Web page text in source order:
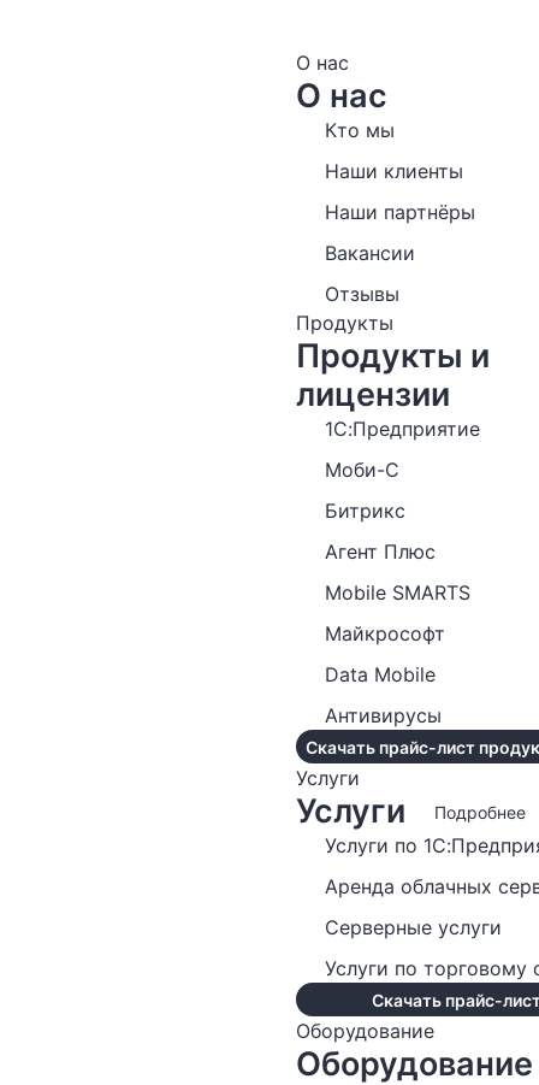
О нас
О нас
Кто мы
Наши клиенты
Наши партнёры
Вакансии
Отзывы
Продукты
Продукты и
лицензии
1С:Предприятие
Моби-С
Битрикс
Агент Плюс
Mobile SMARTS
Майкрософт
Data Mobile
Антивирусы
Скачать прайс-лист
Услуги
Услуги Подробнее
Услуги по
Аренда облачных
Серверные услуги
Услуги по торговому
Скачать прайс-
Оборудование
Оборудование